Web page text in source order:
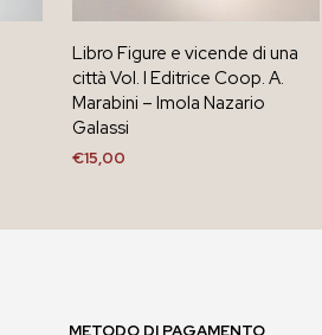
Libro Figure e vicende di una
città Vol. I Editrice Coop. A.
Marabini – Imola Nazario
Galassi
€15,00
METODO DI PAGAMENTO